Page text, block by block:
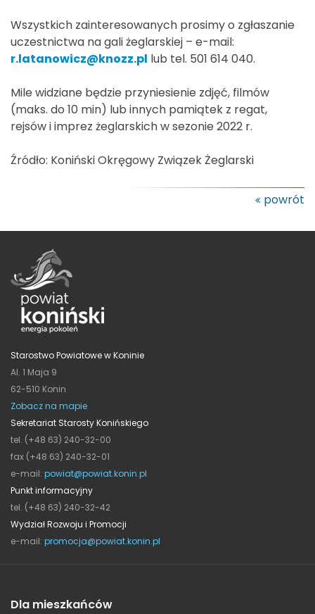
Wszystkich zainteresowanych prosimy o zgłaszanie
uczestnictwa na gali żeglarskiej – e-mail:
r.latanowicz@knozz.pl lub tel. 501 614 040.
Mile widziane będzie przyniesienie zdjęć, filmów
(maks. do 10 min) lub innych pamiątek z regat,
rejsów i imprez żeglarskich w sezonie 2022 r.
Źródło: Koniński Okręgowy Związek Żeglarski
powrót
Starostwo Powiatowe w Koninie
Al. 1 Maja 9
62-510 Konin
Zobacz na mapie
Sekretariat Starosty Konińskiego
tel. (+48 63) 240-32-00
fax (+48 63) 240-32-01
e-mail: powiat@powiat.konin.pl
Punkt informacyjny
tel. (+48 63) 240-32-42
Wydział Rozwoju i Promocji
e-mail: promocja@powiat.konin.pl
Dla mieszkańców